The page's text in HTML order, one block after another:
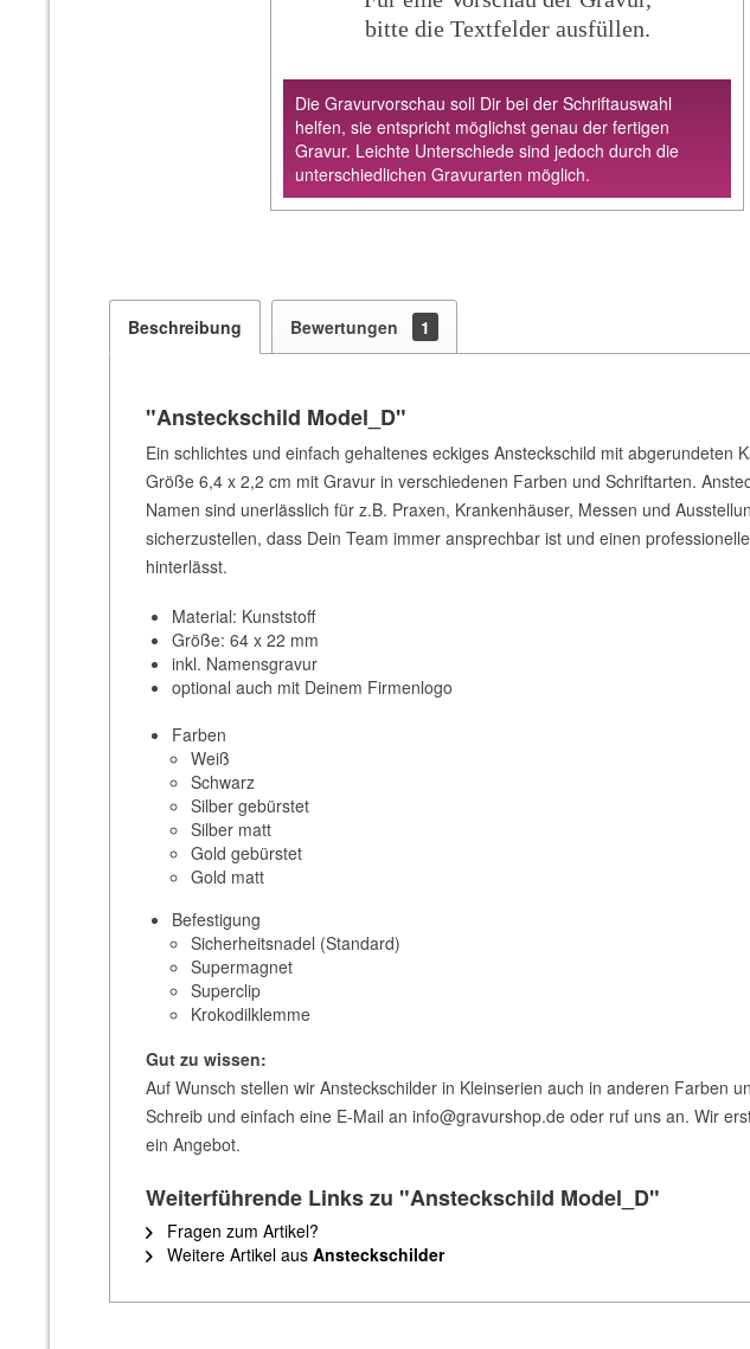
bitte die Textfelder ausfüllen.
Die Gravurvorschau soll Dir bei der Schriftauswahl
helfen, sie entspricht möglichst genau der fertigen
Gravur. Leichte Unterschiede sind jedoch durch die
unterschiedlichen Gravurarten möglich.
Beschreibung Bewertungen 1
"Ansteckschild Model_D"
Ein schlichtes und einfach gehaltenes eckiges Ansteckschild mit abgerundeten
Größe 6,4 x 2,2 cm mit Gravur in verschiedenen Farben und Schriftarten.
Namen sind unerlässlich für z.B. Praxen, Krankenhäuser, Messen und
sicherzustellen, dass Dein Team immer ansprechbar ist und einen
hinterlässt.
Material: Kunststoff
Größe: 64 x 22 mm
inkl. Namensgravur
optional auch mit Deinem Firmenlogo
Farben
Weiß
Schwarz
Silber gebürstet
Silber matt
Gold gebürstet
Gold matt
Befestigung
Sicherheitsnadel (Standard)
Supermagnet
Superclip
Krokodilklemme
Gut zu wissen:
Auf Wunsch stellen wir Ansteckschilder in Kleinserien auch in anderen Farben
Schreib und einfach eine E-Mail an info@gravurshop.de oder ruf uns an. Wir
ein Angebot.
Weiterführende Links zu "Ansteckschild Model_D"
Fragen zum Artikel?
Weitere Artikel aus Ansteckschilder